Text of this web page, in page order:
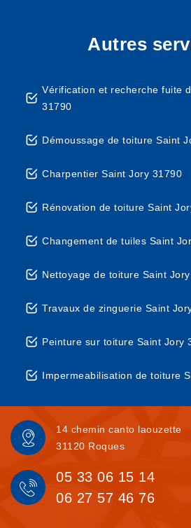
Autres
Vérification et recherche fuite
31790
Démoussage de toiture Saint
Charpentier Saint Jory 31790
Rénovation de toiture Saint
Changement de tuiles Saint
Nettoyage de toiture Saint
Travaux de zinguerie Saint
Peinture sur toiture Saint Jory
Impermeabilisation de toiture
14 chemin canto laouzette
31120 Roques
05 33 06 15 14
06 27 57 46 76